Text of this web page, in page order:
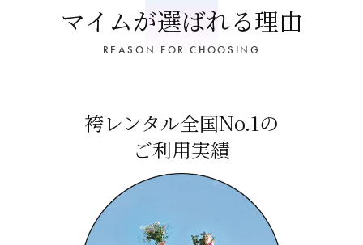
マイムが選ばれる理由
REASON FOR CHOOSING
袴レンタル全国No.1の
ご利用実績